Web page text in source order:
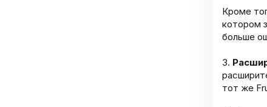
Кроме
котором
больше
3.
тот же